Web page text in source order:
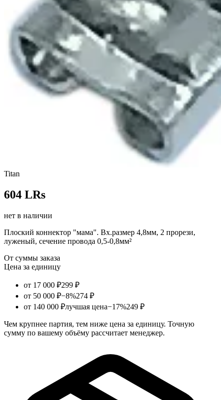
Titan
604 LRs
нет в наличии
Плоский коннектор "мама". Вх.размер 4,8мм, 2 прорези,
луженый, сечение провода 0,5-0,8мм²
От суммы заказа
Цена за единицу
от 17 000 ₽299 ₽
от 50 000 ₽−8%274 ₽
от 140 000 ₽лучшая цена−17%249 ₽
Чем крупнее партия, тем ниже цена за единицу. Точную
сумму по вашему объёму рассчитает менеджер.